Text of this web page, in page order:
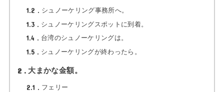
1.2 シュノーケリング事務所へ。
1.3 シュノーケリングスポットに到着。
1.4 台湾のシュノーケリングは。
1.5 シュノーケリングが終わったら。
2 大まかな金額。
2.1 フェリー